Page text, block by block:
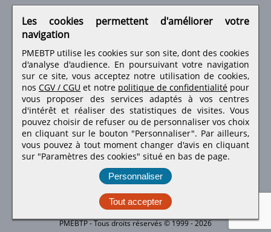
Retrouvez-nous sur les réseaux sociaux
PMEBTP - Tous droits réservés © 1999 - 2026
Les cookies permettent d'améliorer votre
navigation
PMEBTP utilise les cookies sur son site, dont des cookies
d'analyse d'audience. En poursuivant votre navigation
sur ce site, vous acceptez notre utilisation de cookies,
nos CGV / CGU et notre politique de confidentialité pour
vous proposer des services adaptés à vos centres
d'intérêt et réaliser des statistiques de visites.Vous
pouvez choisir de refuser ou de personnaliser vos choix
en cliquant sur le bouton "Personnaliser". Par ailleurs,
vous pouvez à tout moment changer d'avis en cliquant
sur "Paramètres des cookies" situé en bas de page.
Personnaliser
Tout accepter